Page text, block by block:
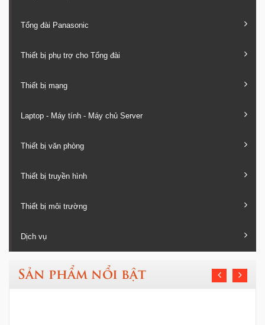
Tổng đài Panasonic
Thiết bị phụ trợ cho Tổng đài
Thiết bị mạng
Laptop - Máy tính - Máy chủ Server
Thiết bị văn phòng
Thiết bị truyền hình
Thiết bị môi trường
Dịch vụ
Sản phẩm nổi bật